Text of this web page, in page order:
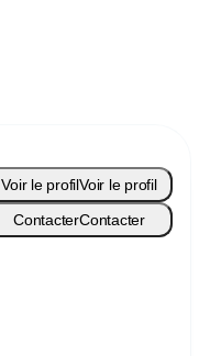
Voir le profilVoir le profil
ContacterContacter